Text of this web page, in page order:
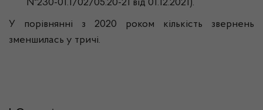
№230-01.1/02/05.20-21 від 01.12.2021).
У порівнянні з 2020 роком кількість звернень
зменшилась у тричі.